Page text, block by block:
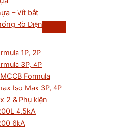
– Vít bắt
Rò Điện
1P, 2P
3P, 4P
Formula
Iso Max 3P, 4P
2 & Phụ kiện
4.5kA
6kA